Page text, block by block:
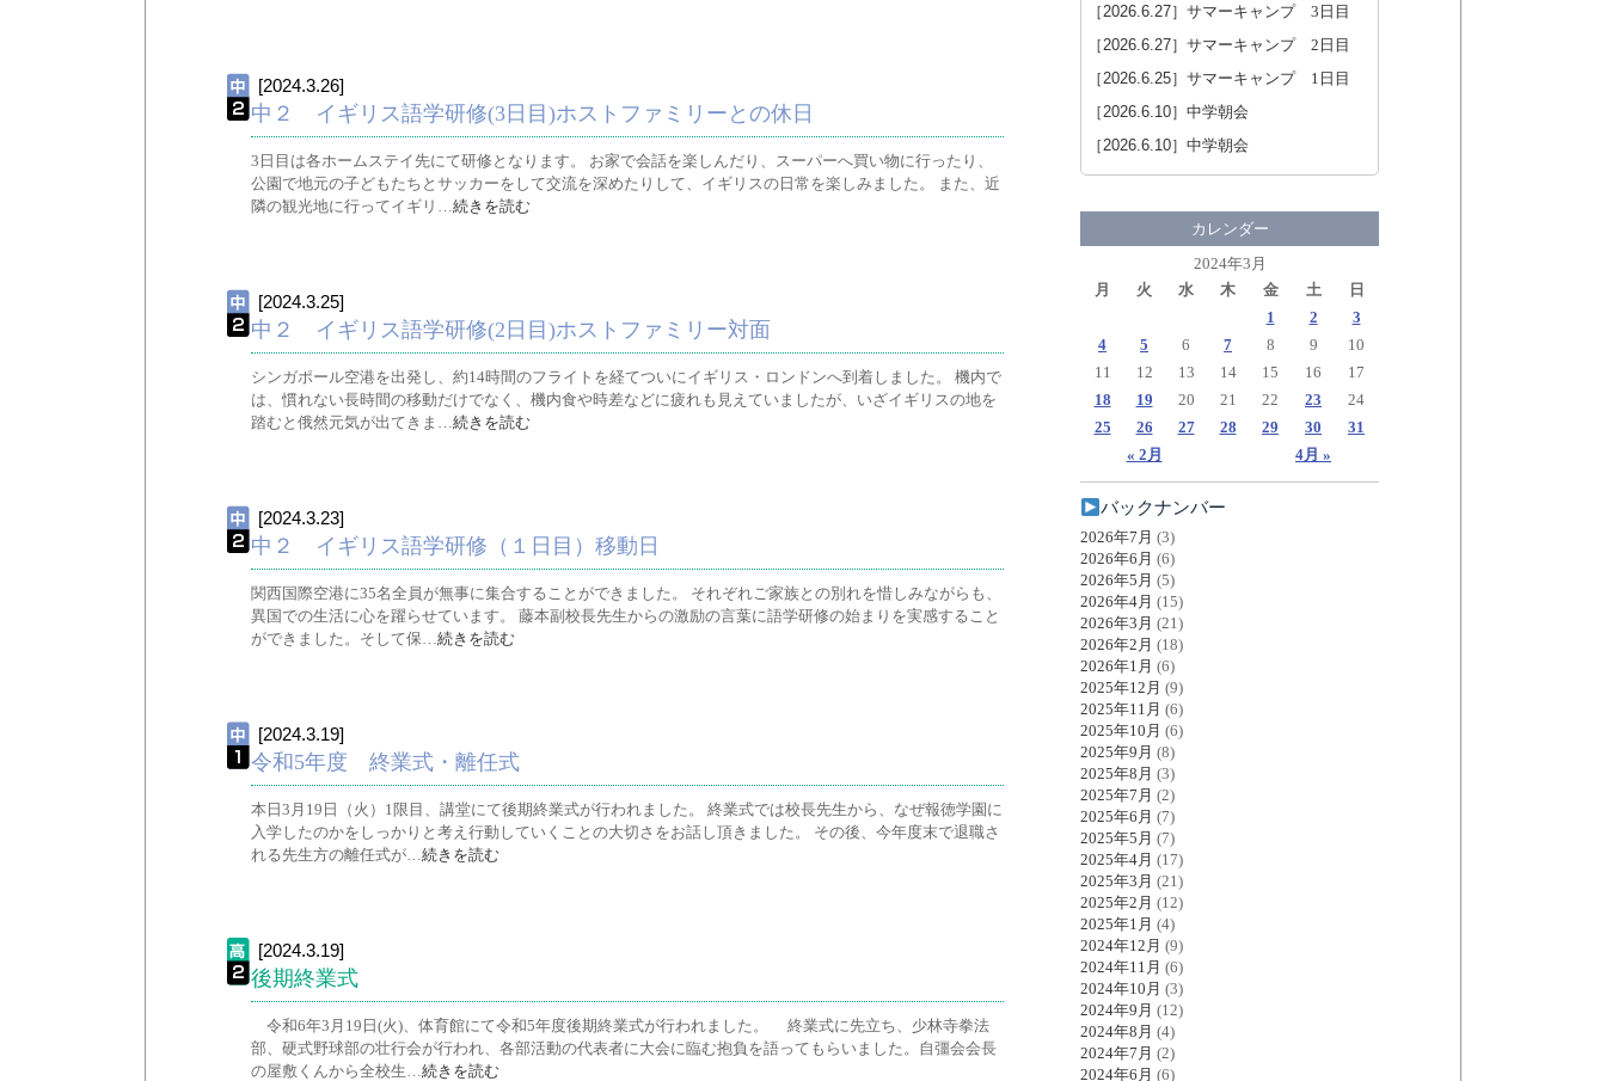
[2024.3.26]
中２ イギリス語学研修(3日目)ホストファミリーとの休日
3日目は各ホームステイ先にて研修となります。 お家で会話を楽しんだり、スーパーへ買い物に行ったり、
公園で地元の子どもたちとサッカーをして交流を深めたりして、イギリスの日常を楽しみました。 また、近
隣の観光地に行ってイギリ…続きを読む
[2024.3.25]
中２ イギリス語学研修(2日目)ホストファミリー対面
シンガポール空港を出発し、約14時間のフライトを経てついにイギリス・ロンドンへ到着しました。 機内で
は、慣れない長時間の移動だけでなく、機内食や時差などに疲れも見えていましたが、いざイギリスの地を
踏むと俄然元気が出てきま…続きを読む
[2024.3.23]
中２ イギリス語学研修（１日目）移動日
関西国際空港に35名全員が無事に集合することができました。 それぞれご家族との別れを惜しみながらも、
異国での生活に心を躍らせています。 藤本副校長先生からの激励の言葉に語学研修の始まりを実感すること
ができました。そして保…続きを読む
[2024.3.19]
令和5年度 終業式・離任式
本日3月19日（火）1限目、講堂にて後期終業式が行われました。 終業式では校長先生から、なぜ報徳学園に
入学したのかをしっかりと考え行動していくことの大切さをお話し頂きました。 その後、今年度末で退職さ
れる先生方の離任式が…続きを読む
[2024.3.19]
後期終業式
令和6年3月19日(火)、体育館にて令和5年度後期終業式が行われました。 終業式に先立ち、少林寺拳法
部、硬式野球部の壮行会が行われ、各部活動の代表者に大会に臨む抱負を語ってもらいました。自彊会会長
の屋敷くんから全校生…続きを読む
［2026.6.27］ サマーキャンプ 3日目
［2026.6.27］ サマーキャンプ 2日目
［2026.6.25］ サマーキャンプ 1日目
［2026.6.10］ 中学朝会
［2026.6.10］ 中学朝会
カレンダー
2024年3月
月
火 水 木 金 土 日
« 2月 4月 »
1 2
3
4
5 6 7 8 9
10
11
12 13 14 15 16
17
18
19 20 21 22 23
24
25
26 27 28 29 30 31
バックナンバー
2026年7月 (3)
2026年6月 (6)
2026年5月 (5)
2026年4月 (15)
2026年3月 (21)
2026年2月 (18)
2026年1月 (6)
2025年12月 (9)
2025年11月 (6)
2025年10月 (6)
2025年9月 (8)
2025年8月 (3)
2025年7月 (2)
2025年6月 (7)
2025年5月 (7)
2025年4月 (17)
2025年3月 (21)
2025年2月 (12)
2025年1月 (4)
2024年12月 (9)
2024年11月 (6)
2024年10月 (3)
2024年9月 (12)
2024年8月 (4)
2024年7月 (2)
2024年6月 (6)